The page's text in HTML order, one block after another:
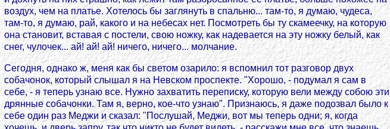
воздух, чем на платье. Хотелось бы заглянуть в спальню... там-то, я думаю, чудеса,
там-то, я думаю, рай, какого и на небесах нет. Посмотреть бы ту скамеечку, на которую
она становит, вставая с постели, свою ножку, как надевается на эту ножку белый, как
снег, чулочек... ай! ай! ай! ничего, ничего... молчание.
Сегодня, однако ж, меня как бы светом озарило: я вспомнил тот разговор двух
собачонок, который слышал я на Невском проспекте. "Хорошо, - подумал я сам в
себе, - я теперь узнаю все. Нужно захватить переписку, которую вели между собою эти
дрянные собачонки. Там я, верно, кое-что узнаю". Признаюсь, я даже подозвал было к
себе один раз Меджи и сказал: "Послушай, Меджи, вот мы теперь одни; я, когда